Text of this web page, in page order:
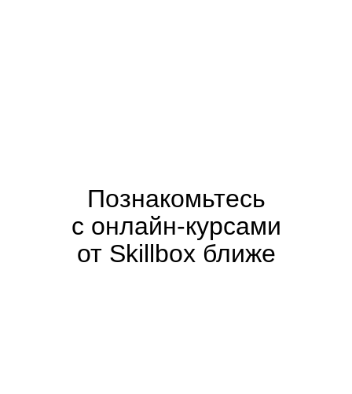
Познакомьтесь
с онлайн-курсами
от Skillbox ближе